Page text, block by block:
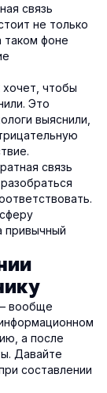
связь
не только
таком фоне
чтобы
Это
выяснили,
связь
привычный
вообще
а после
Давайте
составлении